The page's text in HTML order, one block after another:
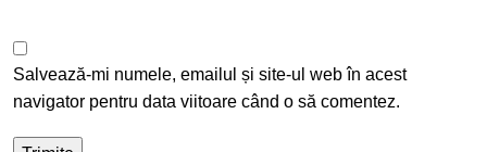
Salvează-mi numele, emailul și site-ul web în acest
navigator pentru data viitoare când o să comentez.